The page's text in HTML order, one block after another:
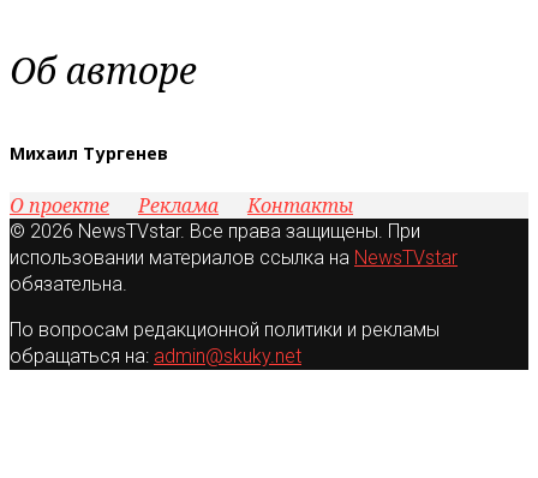
Об авторе
Михаил Тургенев
О проекте Реклама Контакты
© 2026 NewsTVstar. Все права защищены. При
использовании материалов ссылка на NewsTVstar
обязательна.
По вопросам редакционной политики и рекламы
обращаться на: admin@skuky.net